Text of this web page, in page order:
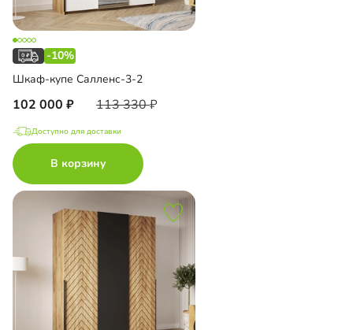
-10%
Шкаф-купе Салленс-3-2
102 000 113 330
Доступно для доставки
В корзину